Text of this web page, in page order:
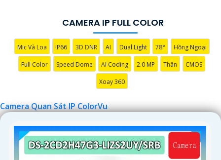
CAMERA IP FULL COLOR
Mic Và Loa IP66 3D DNR AI Dual Light 78° Hồng Ngoại
Full Color Speed Dome AI Coding 2.0 MP Thân CMOS
Xoay 360
Camera Quan Sát IP ColorVu